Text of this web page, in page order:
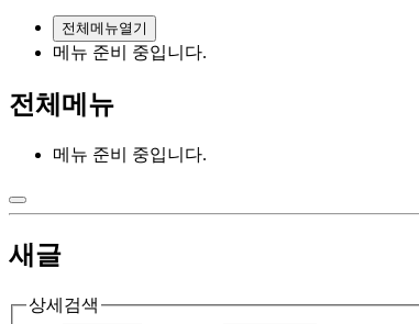
전체메뉴열기
메뉴 준비 중입니다.
전체메뉴
메뉴 준비 중입니다.
새글
상세검색